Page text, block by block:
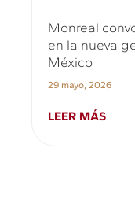
Monreal
en la nueva
México
29 mayo, 2026
LEER MÁS